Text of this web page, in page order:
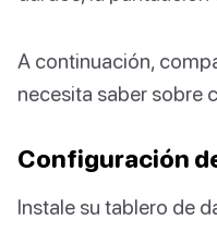
A continuación,
necesita saber sobre
Configuración
Instale su tablero de